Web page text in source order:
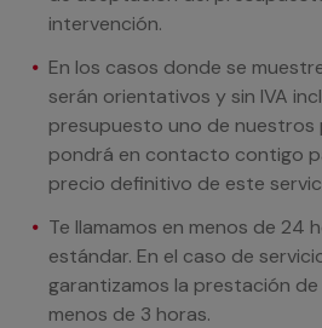
intervención.
En los casos donde se
serán orientativos y sin IVA
presupuesto uno de nuestros
pondrá en contacto contigo
precio definitivo de este
Te llamamos en menos de 24
estándar. En el caso de
garantizamos la prestación
menos de 3 horas.